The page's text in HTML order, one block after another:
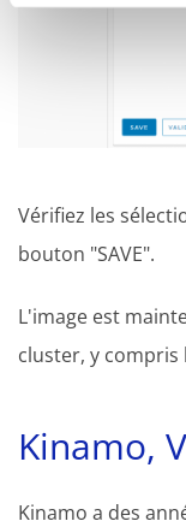
Vérifiez les
bouton "SAVE".
L'image est
cluster, y compris
Kinamo,
Kinamo a des